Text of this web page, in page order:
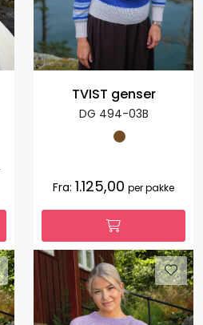
TVIST genser
DG 494-03B
Fra: 1.125,00 per pakke